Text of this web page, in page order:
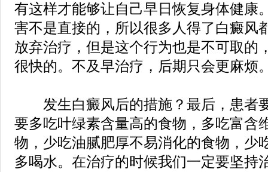
有这样才能够让自己早日恢复身体健康
害不是直接的，所以很多人得了白癜风
放弃治疗，但是这个行为也是不可取的
很快的。不及早治疗，后期只会更麻烦
发生白癜风后的措施？最后，患者
要多吃叶绿素含量高的食物，多吃富含
物，少吃油腻肥厚不易消化的食物，少
多喝水。在治疗的时候我们一定要坚持